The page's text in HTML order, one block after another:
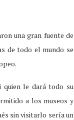
una gran fuente de
de todo el mundo se
quien le dará todo su
a los museos y
sin visitarlo sería un